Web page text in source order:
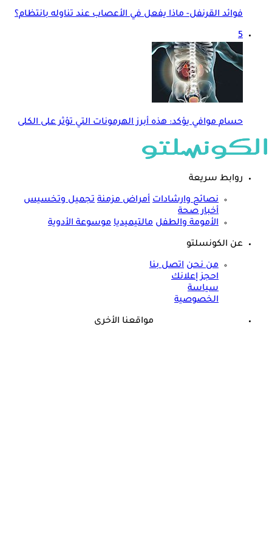
فوائد القرنفل- ماذا يفعل في الأعصاب عند تناوله بانتظام؟
5
حسام موافي يؤكد: هذه أبرز الهرمونات التي تؤثر على الكلى
روابط سريعة
نصائح وارشادات أمراض مزمنة تجميل وتخسيس
أخبار صحة
الأمومة والطفل مالتيميديا موسوعة الأدوية
عن الكونسلتو
من نحن اتصل بنا
احجز إعلانك
سياسة
الخصوصية
مواقعنا الأخرى